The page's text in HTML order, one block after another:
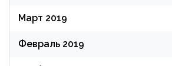
Март 2019
Февраль 2019